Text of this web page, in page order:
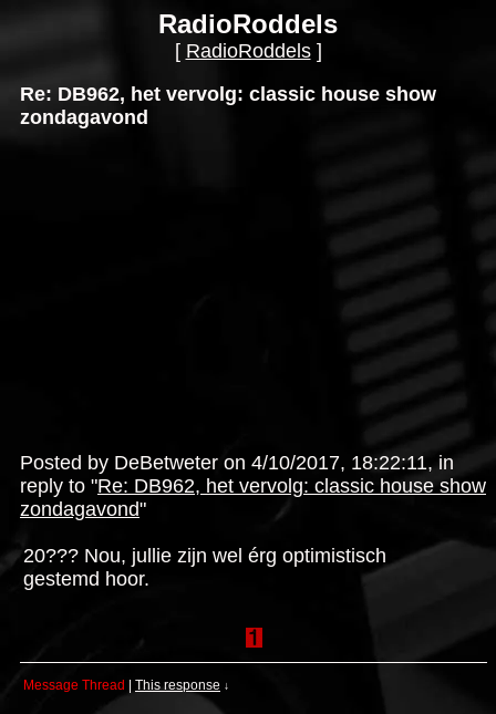
RadioRoddels
[ RadioRoddels]
Re: DB962, het vervolg: classic house show
zondagavond
Posted by DeBetweter on 4/10/2017, 18:22:11, in
reply to "Re: DB962, het vervolg: classic house show
zondagavond"
20??? Nou, jullie zijn wel érg optimistisch
gestemd hoor.
Message Thread This response ↓